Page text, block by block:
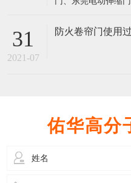
厂的大门宽度较大
13798871618，您
于建筑物较大洞口
31
2021-07
防火卷帘门使用